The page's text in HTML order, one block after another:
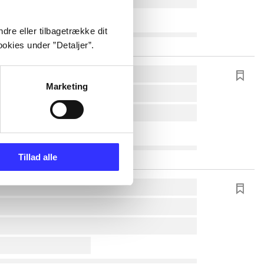
eller tilbagetrække dit
under ”Detaljer”.
Marketing
Tillad alle